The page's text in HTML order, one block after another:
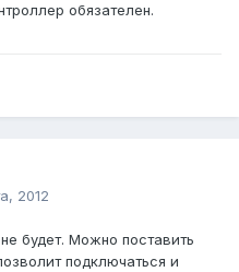
обязателен.
2012
будет. Можно поставить
подключаться и